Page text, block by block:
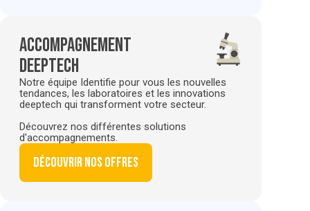
Accompagnement
deeptech
Notre équipe Identifie pour vous les nouvelles
tendances, les laboratoires et les innovations
deeptech qui transforment votre secteur.
Découvrez nos différentes solutions
d'accompagnements.
Découvrir nos offres